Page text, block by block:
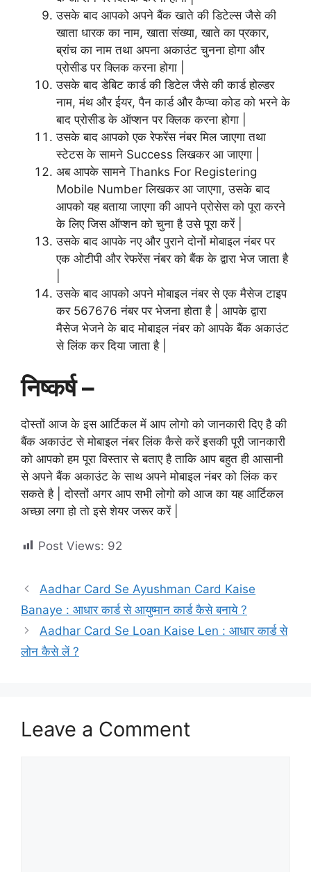
उसके बाद आपको अपने बैंक खाते की डिटेल्स जैसे की
खाता धारक कानाम, खाता संख्या, खाते का प्रकार,
ब्रांच का नाम तथा अपना अकाउंट चुनना होगा और
प्रोसीड पर क्लिक करना होगा |
उसके बाद डेबिट कार्ड की डिटेल जैसे की कार्ड होल्डर
नाम, मंथ और ईयर, पैन कार्ड और कैप्चा कोड को भरने के
बाद प्रोसीड के ऑप्शन पर क्लिक करना होगा |
उसके बाद आपको एक रेफरेंस नंबर मिल जाएगा तथा
स्टेटस के सामने Success लिखकर आ जाएगा |
अब आपके सामने Thanks For Registering
Mobile Number लिखकर आ जाएगा, उसके बाद
आपको यह बताया जाएगा की आपने प्रोसेस को पूरा करने
के लिए जिस ऑप्शन को चुना है उसे पूरा करें |
उसके बाद आपके नए और पुराने दोनों मोबाइल नंबर पर
एक ओटीपी और रेफरेंस नंबर को बैंक के द्वारा भेज जाता है
उसके बाद आपको अपने मोबाइल नंबर से एक मैसेज टाइप
कर 567676 नंबर पर भेजना होता है | आपके द्वारा
मैसेज भेजने के बाद मोबाइल नंबर को आपके बैंक अकाउंट
से लिंक कर दिया जाता है |
निष्कर्ष –
दोस्तों आज के इस आर्टिकल में आप लोगो को जानकारी दिए है की
बैंक अकाउंट से मोबाइल नंबर लिंक कैसे करें इसकी पूरी जानकारी
को आपको हम पूरा विस्तार से बताए है ताकि आप बहुत ही आसानी
से अपने बैंक अकाउंट के साथ अपने मोबाइल नंबर को लिंक कर
सकते है | दोस्तों अगर आप सभी लोगो को आज का यह आर्टिकल
अच्छा लगा हो तो इसे शेयर जरूर करें |
Post Views: 92
Aadhar Card Se Ayushman Card Kaise
Banaye : आधार कार्ड से आयुष्मान कार्ड कैसे बनाये ?
Aadhar Card Se Loan Kaise Len : आधार कार्ड से
लोन कैसे लें ?
Leave a Comment